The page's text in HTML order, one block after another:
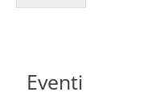
Eventi